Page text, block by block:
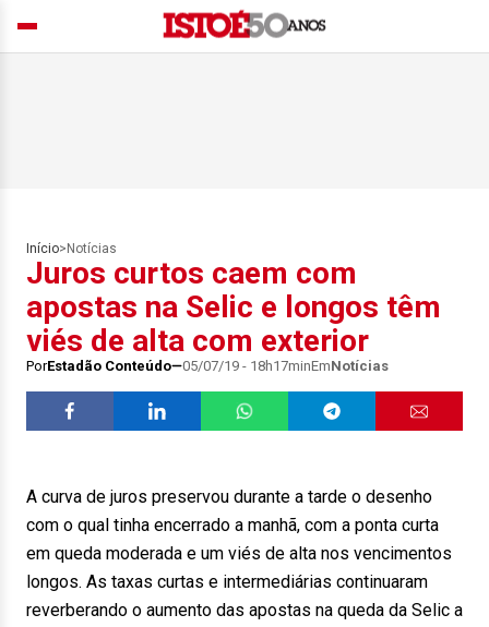
Início> Notícias
Juros curtos caem com
apostas na Selic e longos têm
viés de alta com exterior
PorEstadão Conteúdo 05/07/19 - 18h17minEmNotícias
A curva de juros preservou durante a tarde o desenho
com o qual tinha encerrado a manhã, com a ponta curta
em queda moderada e um viés de alta nos vencimentos
longos. As taxas curtas e intermediárias continuaram
reverberando o aumento das apostas na queda da Selic a